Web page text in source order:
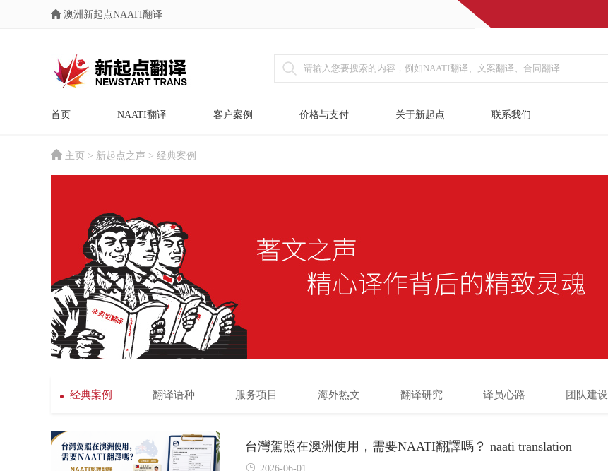
澳洲新起点NAATI翻译
首页 NAATI翻译 客户案例 价格与支付 关于新起点 联系我们
主页 > 新起点之声 > 经典案例
经典案例 翻译语种 服务项目 海外热文 翻译研究 译员心路 团队建设
台灣駕照在澳洲使用，需要NAATI翻譯嗎？ naati translation
2026-06-01